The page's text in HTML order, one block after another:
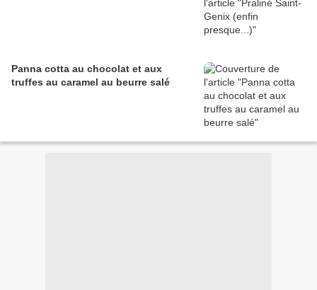
Panna cotta au chocolat et aux
truffes au caramel au beurre salé